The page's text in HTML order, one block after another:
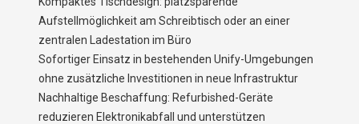
Aufstellmöglichkeit am Schreibtisch oder an einer
zentralen Ladestation im Büro
Sofortiger Einsatz in bestehenden Unify-Umgebungen
ohne zusätzliche Investitionen in neue Infrastruktur
Nachhaltige Beschaffung: Refurbished-Geräte
reduzieren Elektronikabfall und unterstützen